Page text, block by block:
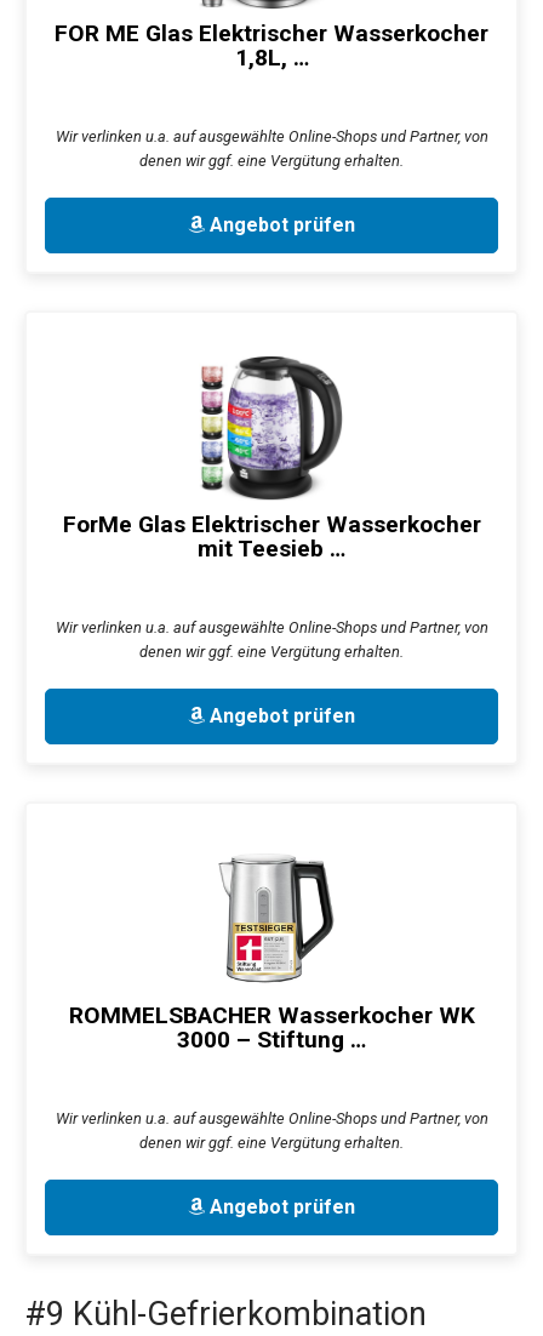
FOR ME Glas Elektrischer Wasserkocher
1,8L, …
Wir verlinken u.a. auf ausgewählte Online-Shops und Partner, von
denen wir ggf. eine Vergütung erhalten.
Angebot prüfen
ForMe Glas Elektrischer Wasserkocher
mit Teesieb …
Wir verlinken u.a. auf ausgewählte Online-Shops und Partner, von
denen wir ggf. eine Vergütung erhalten.
Angebot prüfen
ROMMELSBACHER Wasserkocher WK
3000 – Stiftung …
Wir verlinken u.a. auf ausgewählte Online-Shops und Partner, von
denen wir ggf. eine Vergütung erhalten.
Angebot prüfen
#9 Kühl-Gefrierkombination